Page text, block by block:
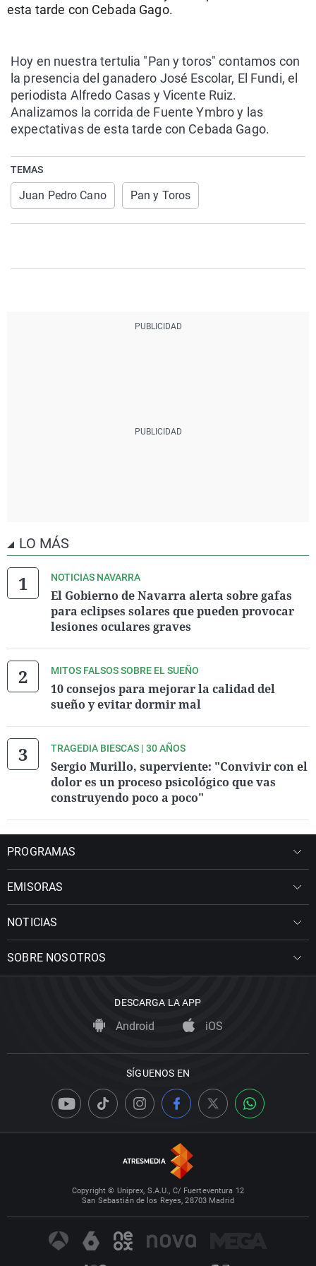
Como el perro y el
Equipo de
Operación Viuda
La Rioja
Navarra
País Vasco
Elecciones
esta tarde con Cebada Gago.
Hoy en nuestra tertulia "Pan y toros" contamos con
la presencia del ganadero José Escolar, El Fundi, el
periodista Alfredo Casas y Vicente Ruiz.
Analizamos la corrida de Fuente Ymbro y las
expectativas de esta tarde con Cebada Gago.
TEMAS
Juan Pedro Cano Pan y Toros
LO MÁS
NOTICIAS NAVARRA
El Gobierno de Navarra alerta sobre gafas
para eclipses solares que pueden provocar
lesiones oculares graves
MITOS FALSOS SOBRE EL SUEÑO
10 consejos para mejorar la calidad del
sueño y evitar dormir mal
TRAGEDIA BIESCAS | 30 AÑOS
Sergio Murillo, superviente: "Convivir con el
dolor es un proceso psicológico que vas
construyendo poco a poco"
PROGRAMAS
EMISORAS
NOTICIAS
SOBRE NOSOTROS
DESCARGA LA APP
Android iOS
SÍGUENOS EN
Copyright © Uniprex, S.A.U., C/ Fuerteventura 12
San Sebastián de los Reyes, 28703 Madrid